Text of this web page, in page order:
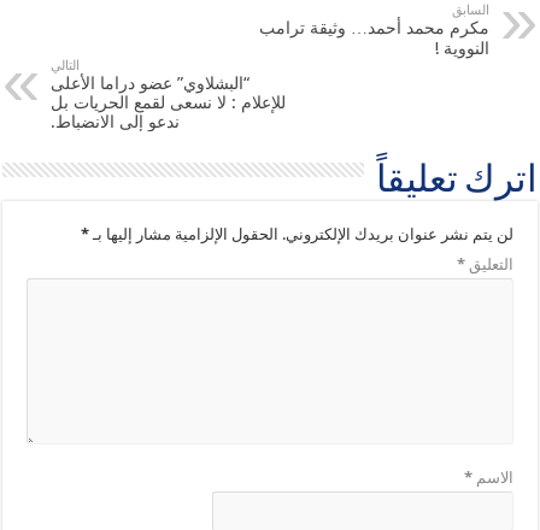
السابق
مكرم محمد أحمد… وثيقة ترامب
النووية !
التالي
“البشلاوي” عضو دراما الأعلى
للإعلام : لا نسعى لقمع الحريات بل
ندعو إلى الانضباط.
اترك تعليقاً
لن يتم نشر عنوان بريدك الإلكتروني. الحقول الإلزامية مشار إليها بـ*
التعليق*
الاسم*